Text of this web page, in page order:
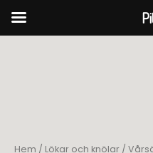
Hem / Lökar och knölar /